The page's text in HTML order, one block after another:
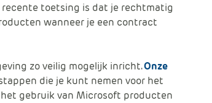
toetsing is dat je rechtmatig
wanneer je een contract
zo veilig mogelijk inricht.Onze
die je kunt nemen voor het
gebruik van Microsoft producten